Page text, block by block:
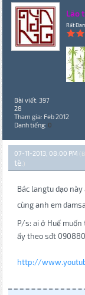
Lão
Rất
Bài viết: 397
28
Tham gia: Feb 2012
Danh tiếng: 0
07-11-2013, 08:00 PM
tè .)
Bác langtu dạo
cùng anh em
P/s: ai ở Huế
ấy theo sđt
http://